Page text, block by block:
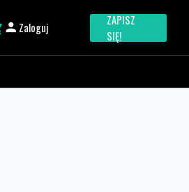
Zaloguj
ZAPISZ
SIĘ!